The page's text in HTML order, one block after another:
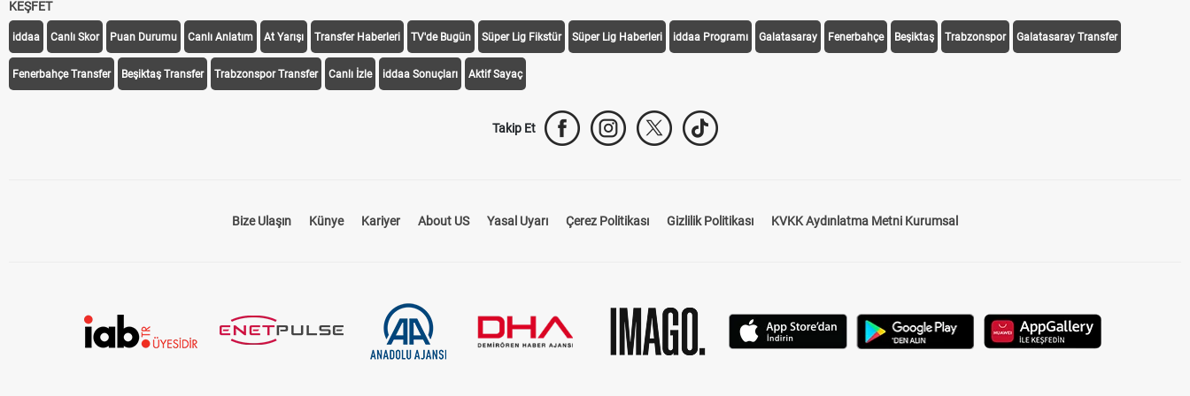
KEŞFET
iddaa Canlı Skor Puan Durumu Canlı Anlatım At Yarışı Transfer Haberleri TV'de Bugün Süper Lig Fikstür Süper Lig Haberleri iddaa Programı Galatasaray Fenerbahçe Beşiktaş Trabzonspor Galatasaray Transfer
Fenerbahçe Transfer Beşiktaş Transfer Trabzonspor Transfer Canlı İzle iddaa Sonuçları Aktif Sayaç
Takip Et
Bize Ulaşın Künye Kariyer About US Yasal Uyarı Çerez Politikası Gizlilik Politikası KVKK Aydınlatma Metni Kurumsal